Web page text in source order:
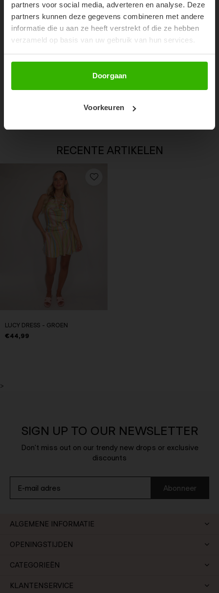
partners voor social media, adverteren en analyse. Deze
partners kunnen deze gegevens combineren met andere
informatie die u aan ze heeft verstrekt of die ze hebben
verzameld op basis van uw gebruik van hun services.
Doorgaan
Voorkeuren
€11,99 €24,99
RECENTE ARTIKELEN
LUCY DRESS - GROEN
€44,99
>
SIGN UP TO OUR NEWSLETTER
Don't miss out on our trendy new drops or exclusive
discounts
Abonneer
ALGEMENE INFORMATIE
OPENINGSTIJDEN
CATEGORIEËN
KLANTENSERVICE